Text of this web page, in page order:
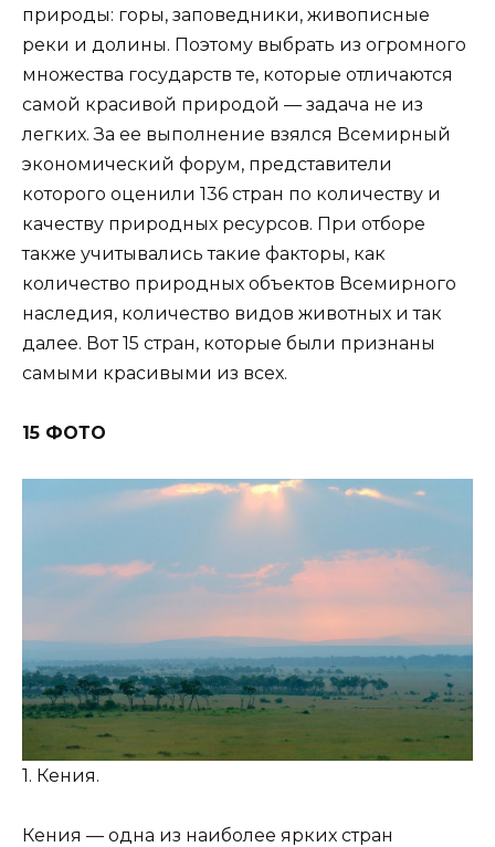
природы: горы, заповедники, живописные
реки и долины. Поэтому выбрать из огромного
множества государств те, которые отличаются
самой красивой природой — задача не из
легких. За ее выполнение взялся Всемирный
экономический форум, представители
которого оценили 136 стран по количеству и
качеству природных ресурсов. При отборе
также учитывались такие факторы, как
количество природных объектов Всемирного
наследия, количество видов животных и так
далее. Вот 15 стран, которые были признаны
самыми красивыми из всех.
15 ФОТО
1. Кения.
Кения — одна из наиболее ярких стран